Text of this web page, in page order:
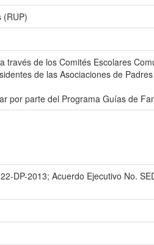
(RUP)
de los Comités Escolares
de las Asociaciones de
por parte del Programa Guías de
DP-2013; Acuerdo Ejecutivo No.